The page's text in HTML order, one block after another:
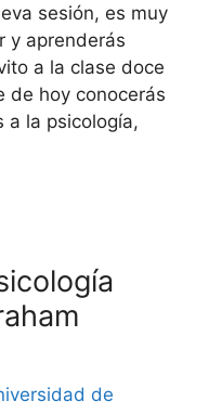
sesión, es muy
y aprenderás
a la clase doce
de hoy conocerás
a la psicología,
de